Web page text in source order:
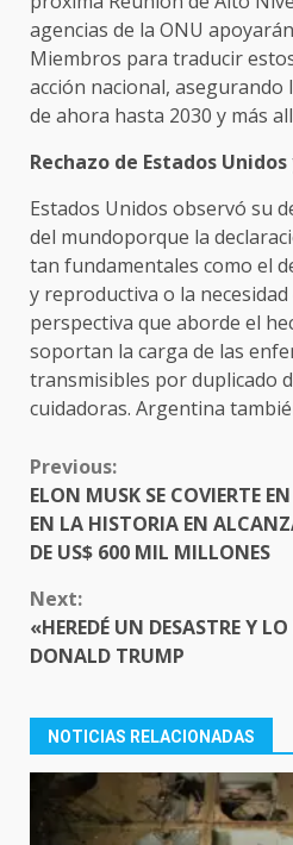
agencias de la ONU
Miembros para traducir
acción nacional, asegurando
de ahora hasta 2030 y más
Rechazo de Estados
Estados Unidos observó su
del mundoporque la
tan fundamentales como el
y reproductiva o la
perspectiva que aborde el
soportan la carga de las
transmisibles por duplicado
cuidadoras. Argentina
CONTINUE
READING
Previous:
ELON MUSK SE COVIERTE
EN LA HISTORIA EN
DE US$ 600 MIL MILLONES
Next:
«HEREDÉ UN DESASTRE Y
DONALD TRUMP
NOTICIAS RELACIONADAS